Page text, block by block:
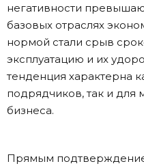
негативности
базовых отраслях
нормой стали срыв
эксплуатацию и их
тенденция характерна
подрядчиков, так и для
бизнеса.
Прямым